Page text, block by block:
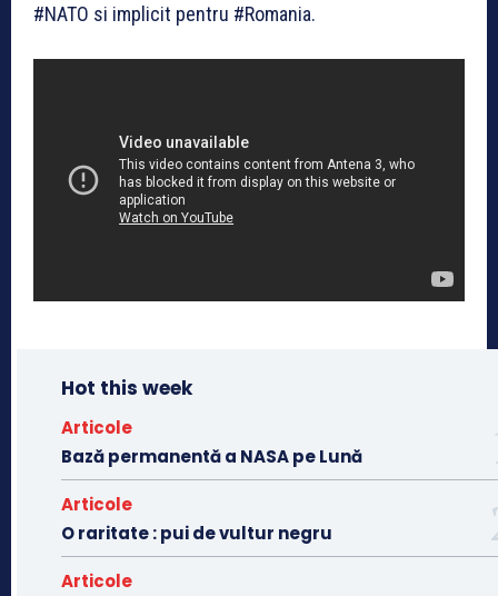
#NATO si implicit pentru #Romania.
Hot this week
Articole
Bază permanentă a NASA pe Lună
Articole
O raritate : pui de vultur negru
Articole